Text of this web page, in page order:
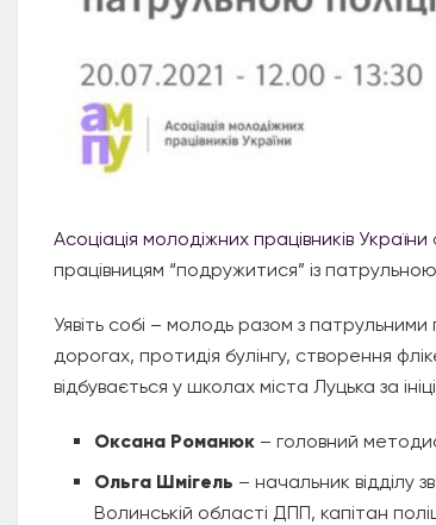
Асоціація молодіжних працівників України
працівницям “подружитися” із
Уявіть собі – молодь разом з
дорогах, протидія булінгу, створення
відбувається у школах міста Луцька за
Оксана Романюк – головний
Ольга Шмігель – начальник відділу
Волинській області ДПП, капітан